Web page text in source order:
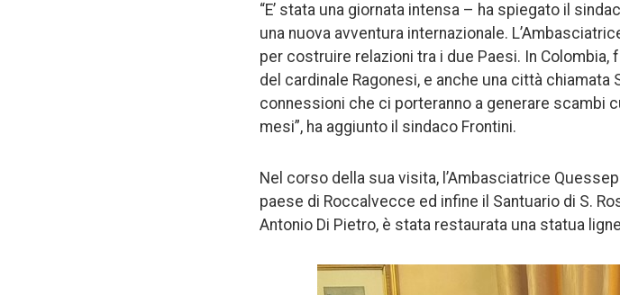
“E’ stata una giornata intensa – ha spiegato il
una nuova avventura internazionale.
per costruire relazioni tra i due Paesi. In Colombia,
del cardinale Ragonesi, e anche una città
connessioni che ci porteranno a generare scambi
mesi”, ha aggiunto il sindaco Frontini.
Nel corso della sua visita, l’Ambasciatrice
paese di Roccalvecce ed infine il Santuario di S.
Antonio Di Pietro, è stata restaurata una statua